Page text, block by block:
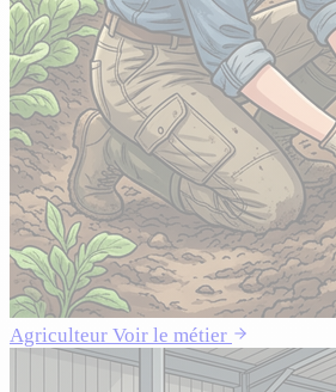
Agriculteur Voir le métier